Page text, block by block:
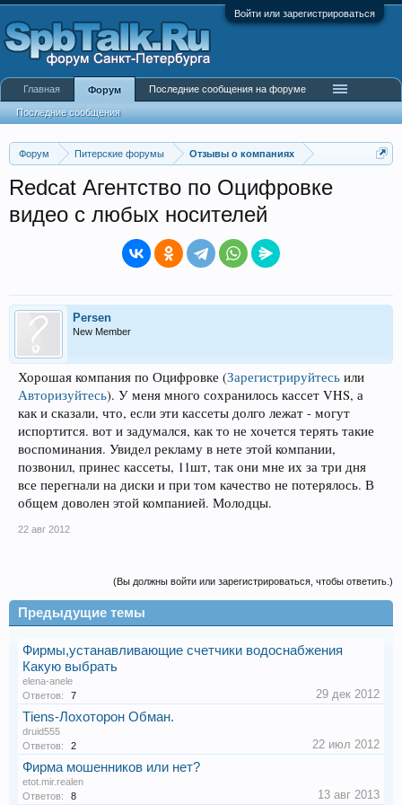
Войти или зарегистрироваться
Форум Питерские форумы Отзывы о компаниях
Redcat Агентство по Оцифровке
видео с любых носителей
Persen
New Member
Хорошая компания по Оцифровке (Зарегистрируйтесь или
Авторизуйтесь). У меня много сохранилось кассет VHS, а
как и сказали, что, если эти кассеты долго лежат - могут
испортится. вот и задумался, как то не хочется терять такие
воспоминания. Увидел рекламу в нете этой компании,
позвонил, принес кассеты, 11шт, так они мне их за три дня
все перегнали на диски и при том качество не потерялось. В
общем доволен этой компанией. Молодцы.
22 авг 2012
(Вы должны войти или зарегистрироваться, чтобы ответить.)
Предыдущие темы
Фирмы,устанавливающие счетчики водоснабжения
Какую выбрать
elena-anele
Ответов:
7 29 дек 2012
Тiens-Лохоторон Обман.
druid555
Ответов:
2 22 июл 2012
Фирма мошенников или нет?
etot.mir.realen
Ответов:
8 13 авг 2013
Главная Форум
Последние сообщения
Последние сообщения на форуме